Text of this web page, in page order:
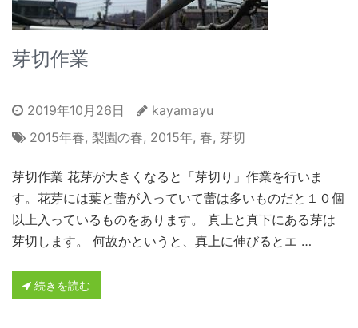
芽切作業
2019年10月26日
kayamayu
2015年春, 梨園の春, 2015年, 春, 芽切
芽切作業 花芽が大きくなると「芽切り」作業を行いま
す。花芽には葉と蕾が入っていて蕾は多いものだと１０個
以上入っているものをあります。 真上と真下にある芽は
芽切します。 何故かというと、真上に伸びるとエ …
続きを読む